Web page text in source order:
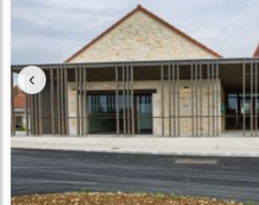
‹